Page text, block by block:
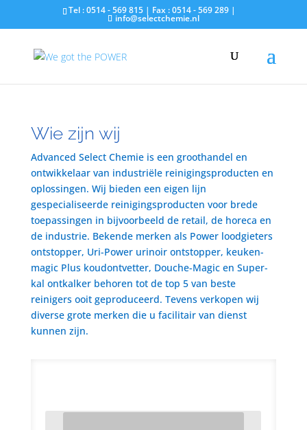
Tel : 0514 - 569 815 | Fax : 0514 - 569 289 |
info@selectchemie.nl
Wie zijn wij
Advanced Select Chemie is een groothandel en
ontwikkelaar van industriële reinigingsproducten en
oplossingen. Wij bieden een eigen lijn
gespecialiseerde reinigingsproducten voor brede
toepassingen in bijvoorbeeld de retail, de horeca en
de industrie. Bekende merken als Power loodgieters
ontstopper, Uri-Power urinoir ontstopper, keuken-
magic Plus koudontvetter, Douche-Magic en Super-
kal ontkalker behoren tot de top 5 van beste
reinigers ooit geproduceerd. Tevens verkopen wij
diverse grote merken die u facilitair van dienst
kunnen zijn.